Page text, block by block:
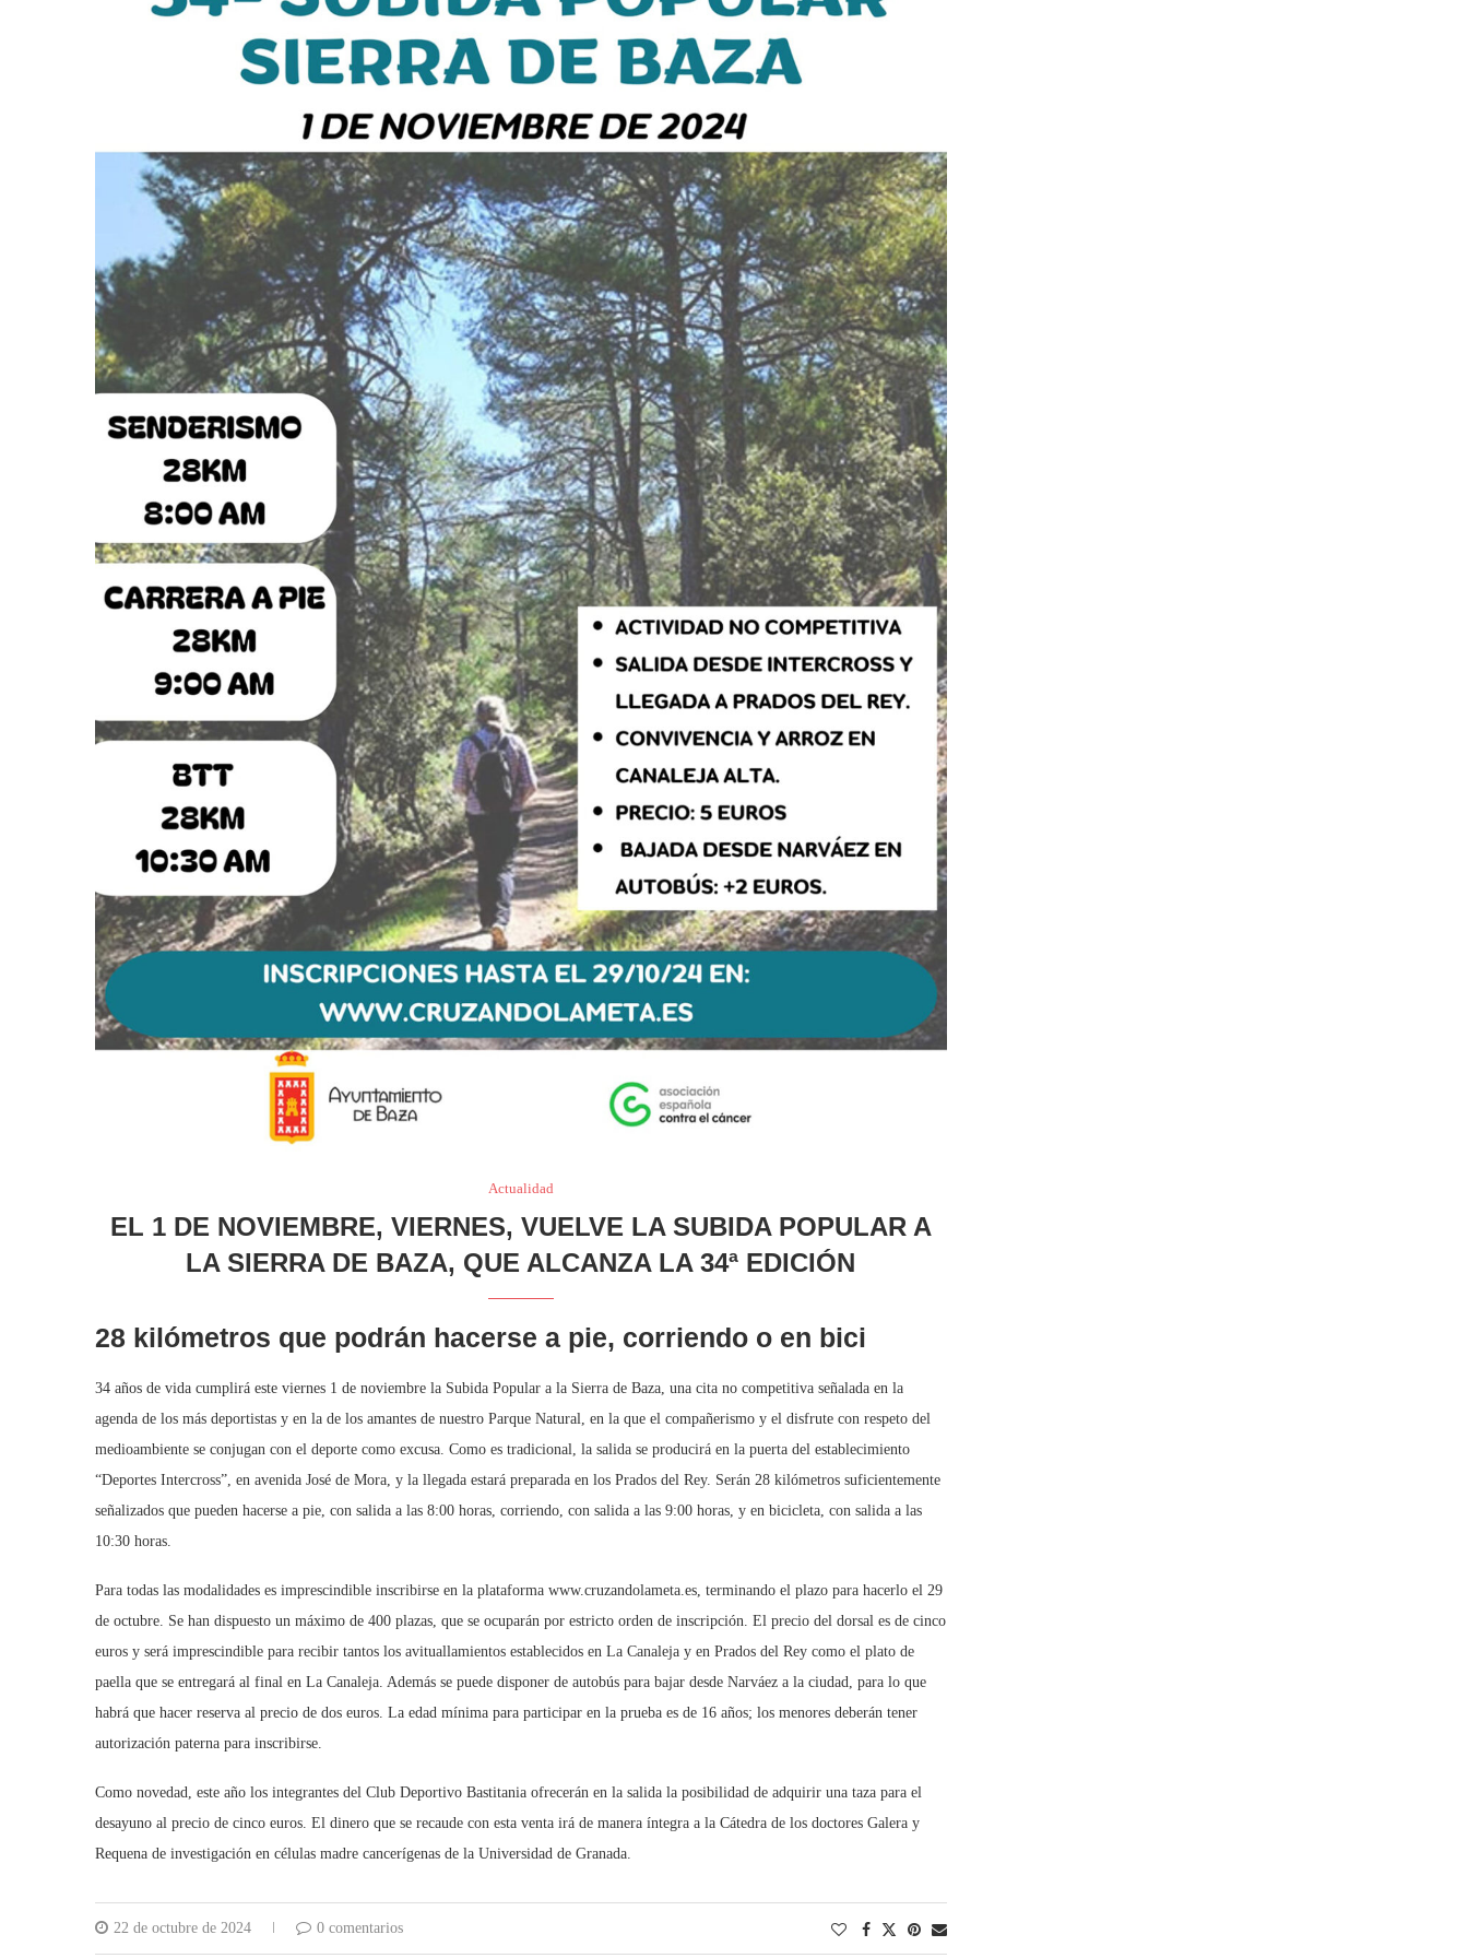
Actualidad
EL 1 DE NOVIEMBRE, VIERNES, VUELVE LA SUBIDA POPULAR A
LA SIERRA DE BAZA, QUE ALCANZA LA 34ª EDICIÓN
28 kilómetros que podrán hacerse a pie, corriendo o en bici
34 años de vida cumplirá este viernes 1 de noviembre la Subida Popular a la Sierra de Baza, una cita no competitiva señalada en la
agenda de los más deportistas y en la de los amantes de nuestro Parque Natural, en la que el compañerismo y el disfrute con respeto del
medioambiente se conjugan con el deporte como excusa. Como es tradicional, la salida se producirá en la puerta del establecimiento
“Deportes Intercross”, en avenida José de Mora, y la llegada estará preparada en los Prados del Rey. Serán 28 kilómetros suficientemente
señalizados que pueden hacerse a pie, con salida a las 8:00 horas, corriendo, con salida a las 9:00 horas, y en bicicleta, con salida a las
10:30 horas.
Para todas las modalidades es imprescindible inscribirse en la plataforma www.cruzandolameta.es, terminando el plazo para hacerlo el 29
de octubre. Se han dispuesto un máximo de 400 plazas, que se ocuparán por estricto orden de inscripción. El precio del dorsal es de cinco
euros y será imprescindible para recibir tantos los avituallamientos establecidos en La Canaleja y en Prados del Rey como el plato de
paella que se entregará al final en La Canaleja. Además se puede disponer de autobús para bajar desde Narváez a la ciudad, para lo que
habrá que hacer reserva al precio de dos euros. La edad mínima para participar en la prueba es de 16 años; los menores deberán tener
autorización paterna para inscribirse.
Como novedad, este año los integrantes del Club Deportivo Bastitania ofrecerán en la salida la posibilidad de adquirir una taza para el
desayuno al precio de cinco euros. El dinero que se recaude con esta venta irá de manera íntegra a la Cátedra de los doctores Galera y
Requena de investigación en células madre cancerígenas de la Universidad de Granada.
22 de octubre de 2024 0 comentarios